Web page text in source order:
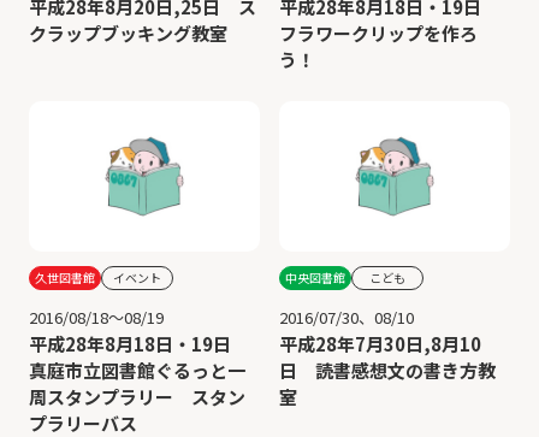
平成28年8月20日,25日 ス
クラップブッキング教室
平成28年8月18日・19日
フラワークリップを作ろ
う！
久世図書館 イベント
2016/08/18～08/19
平成28年8月18日・19日
真庭市立図書館ぐるっと一
周スタンプラリー スタン
プラリーバス
中央図書館 こども
2016/07/30、08/10
平成28年7月30日,8月10
日 読書感想文の書き方教
室